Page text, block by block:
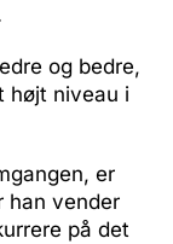
og bedre,
højt niveau i
er
han vender
på det